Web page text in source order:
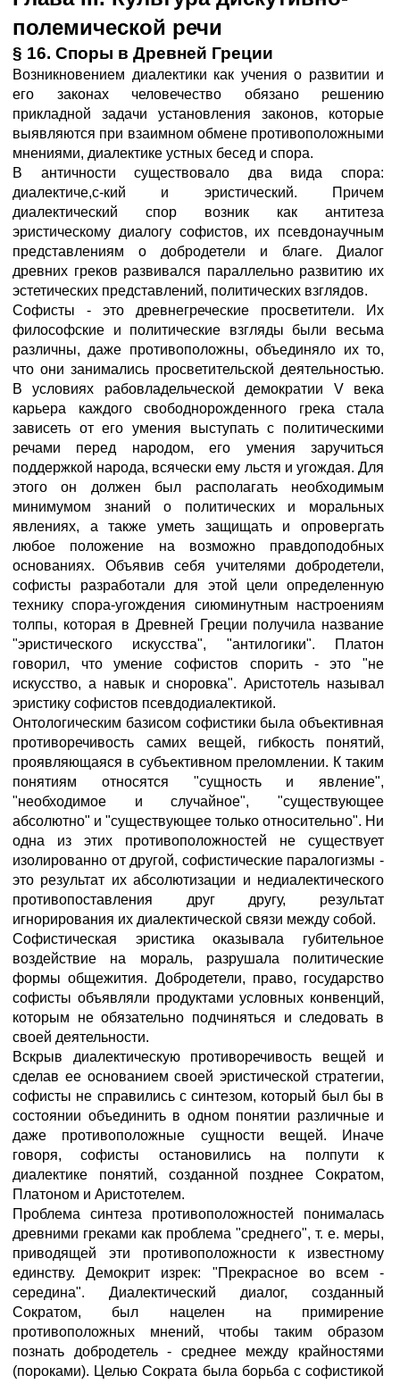
полемической речи
§ 16. Споры в Древней Греции
Возникновением диалектики как учения о развитии и
его законах человечество обязано решению
прикладной задачи установления законов, которые
выявляются при взаимном обмене противоположными
мнениями, диалектике устных бесед и спора.
В античности существовало два вида спора:
диалектиче,с-кий и эристический. Причем
диалектический спор возник как антитеза
эристическому диалогу софистов, их псевдонаучным
представлениям о добродетели и благе. Диалог
древних греков развивался параллельно развитию их
эстетических представлений, политических взглядов.
Софисты - это древнегреческие просветители. Их
философские и политические взгляды были весьма
различны, даже противоположны, объединяло их то,
что они занимались просветительской деятельностью.
В условиях рабовладельческой демократии V века
карьера каждого свободнорожденного грека стала
зависеть от его умения выступать с политическими
речами перед народом, его умения заручиться
поддержкой народа, всячески ему льстя и угождая. Для
этого он должен был располагать необходимым
минимумом знаний о политических и моральных
явлениях, а также уметь защищать и опровергать
любое положение на возможно правдоподобных
основаниях. Объявив себя учителями добродетели,
софисты разработали для этой цели определенную
технику спора-угождения сиюминутным настроениям
толпы, которая в Древней Греции получила название
"эристического искусства", "антилогики". Платон
говорил, что умение софистов спорить - это "не
искусство, а навык и сноровка". Аристотель называл
эристику софистов псевдодиалектикой.
Онтологическим базисом софистики была объективная
противоречивость самих вещей, гибкость понятий,
проявляющаяся в субъективном преломлении. К таким
понятиям относятся "сущность и явление",
"необходимое и случайное", "существующее
абсолютно" и "существующее только относительно". Ни
одна из этих противоположностей не существует
изолированно от другой, софистические паралогизмы -
это результат их абсолютизации и недиалектического
противопоставления друг другу, результат
игнорирования их диалектической связи между собой.
Софистическая эристика оказывала губительное
воздействие на мораль, разрушала политические
формы общежития. Добродетели, право, государство
софисты объявляли продуктами условных конвенций,
которым не обязательно подчиняться и следовать в
своей деятельности.
Вскрыв диалектическую противоречивость вещей и
сделав ее основанием своей эристической стратегии,
софисты не справились с синтезом, который был бы в
состоянии объединить в одном понятии различные и
даже противоположные сущности вещей. Иначе
говоря, софисты остановились на полпути к
диалектике понятий, созданной позднее Сократом,
Платоном и Аристотелем.
Проблема синтеза противоположностей понималась
древними греками как проблема "среднего", т. е. меры,
приводящей эти противоположности к известному
единству. Демокрит изрек: "Прекрасное во всем -
середина". Диалектический диалог, созданный
Сократом, был нацелен на примирение
противоположных мнений, чтобы таким образом
познать добродетель - среднее между крайностями
(пороками). Целью Сократа была борьба с софистикой